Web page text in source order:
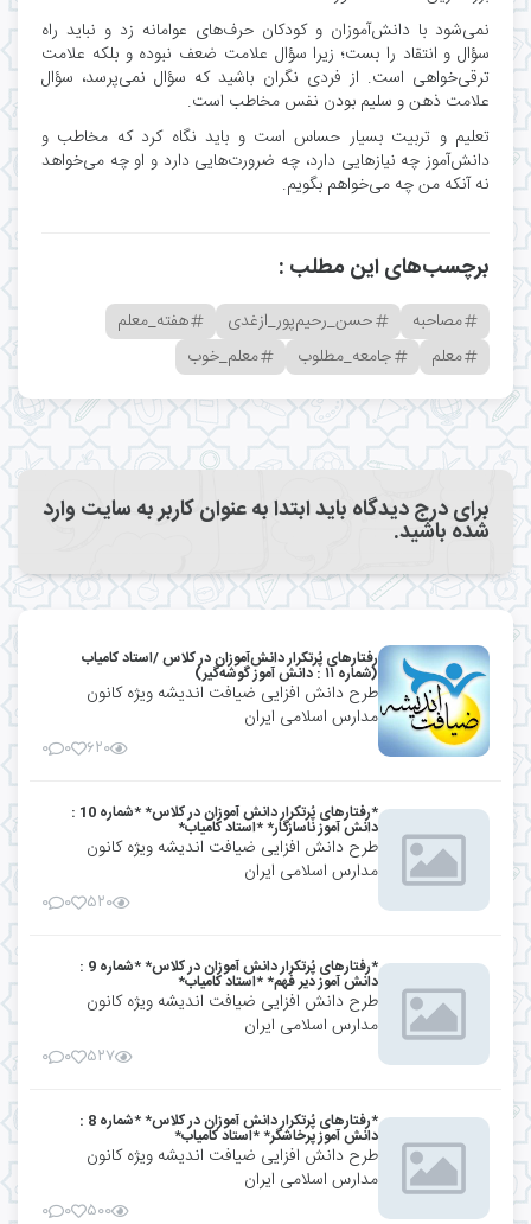
نمی‌شود با دانش‌آموزان و کودکان حرف‌های عوامانه زد و نباید راه
سؤال و انتقاد را بست؛ زیرا سؤال علامت ضعف نبوده و بلکه علامت
ترقی‌خواهی است. از فردی نگران باشید که سؤال نمی‌پرسد، سؤال
علامت ذهن و سلیم بودن نفس مخاطب است.
تعلیم و تربیت بسیار حساس است و باید نگاه کرد که مخاطب و
دانش‌آموز چه نیازهایی دارد، چه ضرورت‌هایی دارد و او چه می‌خواهد
نه آنکه من چه می‌خواهم بگویم.
برچسب‌های این مطلب :
مصاحبه حسن_رحیم‌پور_ازغدی
هفته_معلم
معلم
جامعه_مطلوب معلم_خوب
برای درج دیدگاه باید ابتدا به عنوان کاربر به سایت وارد
شده باشید.
رفتارهای پُرتکرار دانش‌آموزان در کلاس /استاد کامیاب
(شماره ۱۱ : دانش آموز گوشه‌گیر)
طرح دانش افزایی ضیافت اندیشه ویژه کانون
مدارس اسلامی ایران
۶۲۰ ۰ ۰
*رفتارهای پُرتکرار دانش آموزان در کلاس* *شماره 10 :
دانش آموز ناسازگار* *استاد کامیاب*
طرح دانش افزایی ضیافت اندیشه ویژه کانون
مدارس اسلامی ایران
۵۲۰ ۰ ۰
*رفتارهای پُرتکرار دانش آموزان در کلاس* *شماره 9 :
دانش آموز دیر فهم* *استاد کامیاب*
طرح دانش افزایی ضیافت اندیشه ویژه کانون
مدارس اسلامی ایران
۵۲۷ ۰ ۰
*رفتارهای پُرتکرار دانش آموزان در کلاس* *شماره 8 :
دانش آموز پرخاشگر* *استاد کامیاب*
طرح دانش افزایی ضیافت اندیشه ویژه کانون
مدارس اسلامی ایران
۵۰۰ ۰ ۰